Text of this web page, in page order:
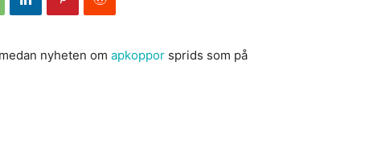
nyheten om apkoppor sprids som på